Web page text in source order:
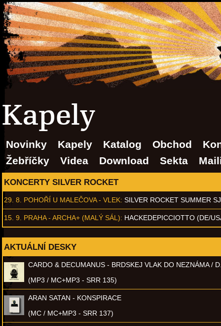
Kapely
Novinky Kapely Katalog Obchod
Žebříčky
Videa Download Sekta
KONCERTY SILVER ROCKET
29. 8. POHOŘÍ U MALEČOVA - VLEK: SILVER ROCKET SUMMER
15. 9. PRAHA - ARCHA+ (MALÝ SÁL): HACKEDEPICCIOTTO (DE/
AKTUÁLNÍ DESKY
CARDO & DECUMANUS - BRDSKEJ VLAK DO NEZNÁMA /
(MP3 / MC+MP3 - SRR 135)
ARAN SATAN - KONSPIRACE
(MC / MC+MP3 - SRR 137)